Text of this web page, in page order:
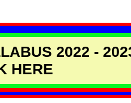
2022 -
HERE